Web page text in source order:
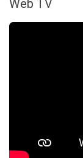
Web TV